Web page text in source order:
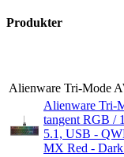
Produkter
Alienware Tri-Mode
Alienware Tri-
tangent RGB /
5.1, USB -
MX Red -